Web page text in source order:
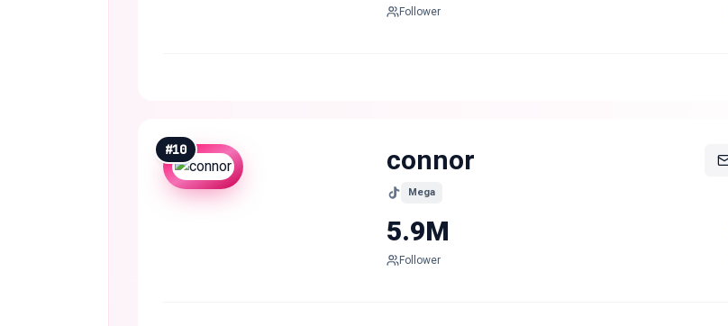
Follower
#10 connor
Mega
5.9M
Follower